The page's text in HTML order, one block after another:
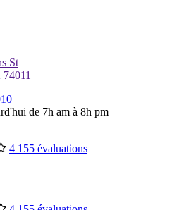
St
de 7h am à 8h pm
4 155 évaluations